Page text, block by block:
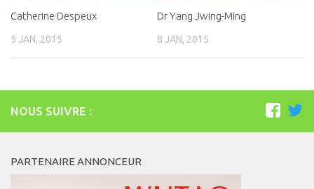
Catherine Despeux
5 JAN, 2015
Dr Yang Jwing-Ming
8 JAN, 2015
NOUS SUIVRE :
PARTENAIRE ANNONCEUR